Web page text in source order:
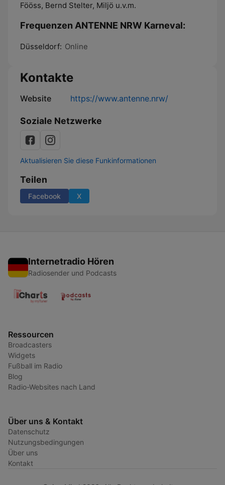
Fööss, Bernd Stelter, Miljö u.v.m.
Frequenzen ANTENNE NRW Karneval:
Düsseldorf: Online
Kontakte
Website https://www.antenne.nrw/
Soziale Netzwerke
Aktualisieren Sie diese Funkinformationen
Teilen
Facebook X
Internetradio Hören
Radiosender und Podcasts
Ressourcen
Broadcasters
Widgets
Fußball im Radio
Blog
Radio-Websites nach Land
Über uns & Kontakt
Datenschutz
Nutzungsbedingungen
Über uns
Kontakt